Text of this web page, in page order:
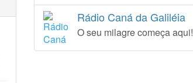
Rádio Caná da Galiléia
O seu milagre começa aqui!